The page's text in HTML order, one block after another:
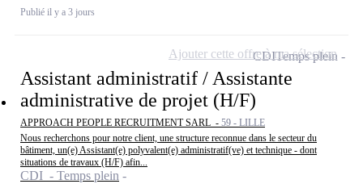
Publié il y a 3 jours
Assistant administratif / Assistante
administrative de projet (H/F)
APPROACH PEOPLE RECRUITMENT SARL - 59 - LILLE
Nous recherchons pour notre client, une structure reconnue dans le secteur du
bâtiment, un(e) Assistant(e) polyvalent(e) administratif(ve) et technique - dont
situations de travaux (H/F) afin...
CDI - Temps plein
CDITemps plein
Ajouter cette offre à ma sélection